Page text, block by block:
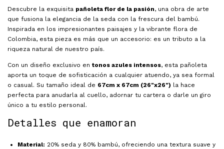
Descubre la exquisita pañoleta flor de la pasión, una obra de arte
que fusiona la elegancia de la seda con la frescura del bambú.
Inspirada en los impresionantes paisajes y la vibrante flora de
Colombia, esta pieza es más que un accesorio: es un tributo a la
riqueza natural de nuestro país.
Con un diseño exclusivo en tonos azules intensos, esta pañoleta
aporta un toque de sofisticación a cualquier atuendo, ya sea formal
o casual. Su tamaño ideal de 67cm x 67cm (26"x26") la hace
perfecta para anudarla al cuello, adornar tu cartera o darle un giro
único a tu estilo personal.
Detalles que enamoran
Material: 20% seda y 80% bambú, ofreciendo una textura suave y